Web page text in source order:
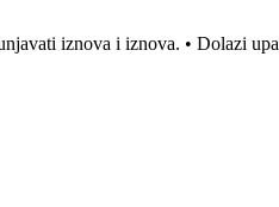
iznova i iznova. • Dolazi